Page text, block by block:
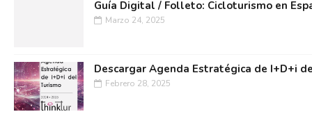
Guía Digital / Folleto: Cicloturismo en
Marzo 24, 2025
Descargar Agenda Estratégica de I+D+i
Febrero 28, 2025